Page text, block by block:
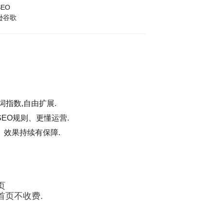
谷歌
指数,自由扩展.
规则、更懂运营.
效果持续有保障.
页不收费.